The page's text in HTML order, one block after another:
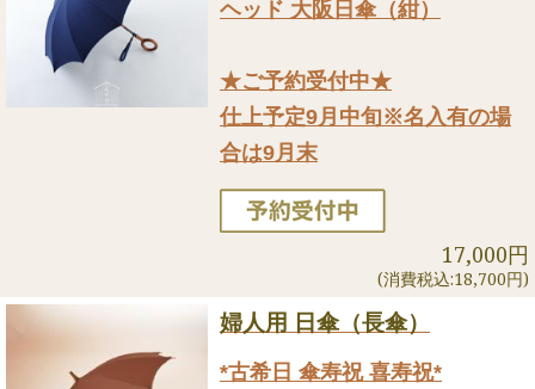
ヘッド 大阪日傘（紺）
★ご予約受付中★
仕上予定9月中旬※名入有の場
合は9月末
17,000円
(消費税込:18,700円)
婦人用 日傘（長傘）
*古希日 傘寿祝 喜寿祝*